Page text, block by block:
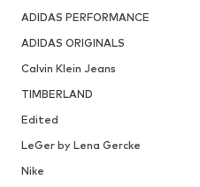
ADIDAS PERFORMANCE
ADIDAS ORIGINALS
Calvin Klein Jeans
TIMBERLAND
Edited
LeGer by Lena Gercke
Nike